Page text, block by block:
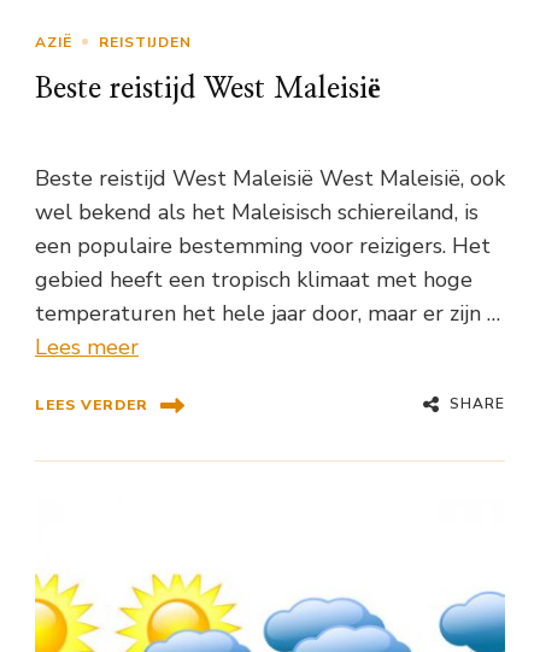
AZIË REISTIJDEN
Beste reistijd West Maleisië
Beste reistijd West Maleisië West Maleisië, ook
wel bekend als het Maleisisch schiereiland, is
een populaire bestemming voor reizigers. Het
gebied heeft een tropisch klimaat met hoge
temperaturen het hele jaar door, maar er zijn …
Lees meer
LEES VERDER SHARE